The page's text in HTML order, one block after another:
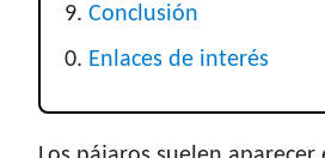
Conclusión
Enlaces de interés